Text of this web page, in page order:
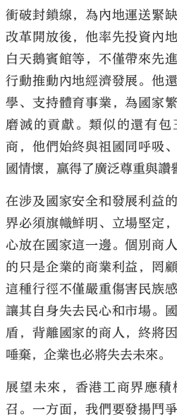
衝破封鎖線，為內地運送緊
改革開放後，他率先投資內
白天鵝賓館等，不僅帶來先
行動推動內地經濟發展。他
學、支持體育事業，為國家
磨滅的貢獻。類似的還有
商，他們始終與祖國同呼吸
國情懷，贏得了廣泛尊重與讚
在涉及國家安全和發展利益
界必須旗幟鮮明、立場堅定
心放在國家這一邊。個別商
的只是企業的商業利益，罔
這種行徑不僅嚴重傷害民族
讓其自身失去民心和市場。
盾，背離國家的商人，終將
唾棄，企業也必將失去未來。
展望未來，香港工商界應
召。一方面，我們要發揚鬥